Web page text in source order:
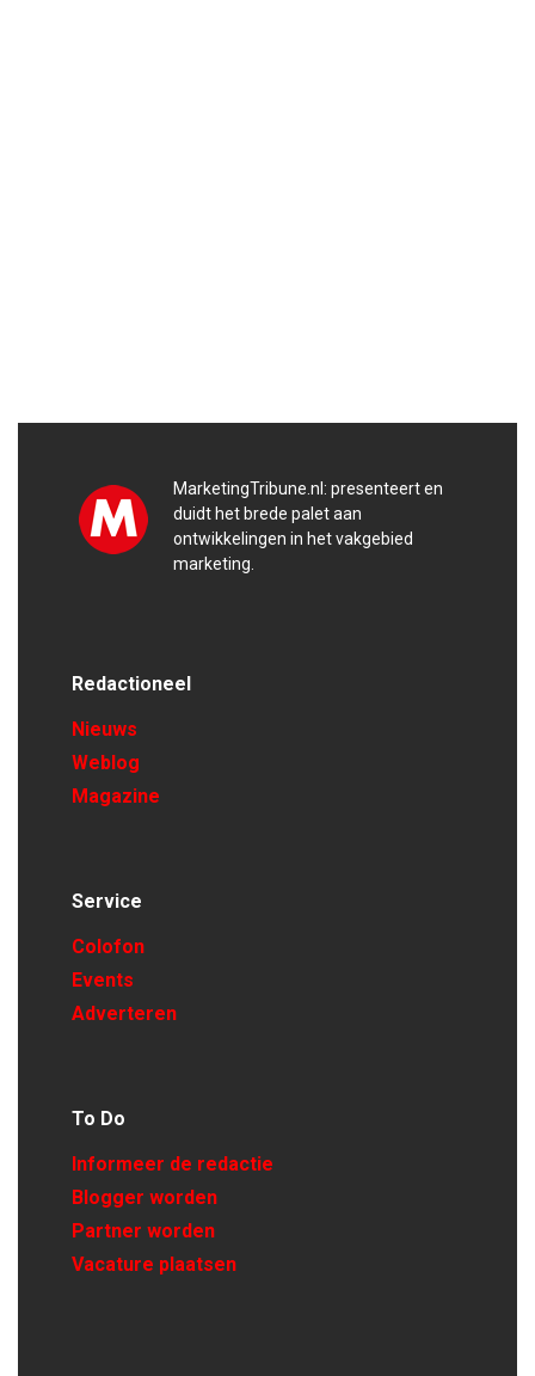
MarketingTribune.nl: presenteert en
duidt het brede palet aan
ontwikkelingen in het vakgebied
marketing.
Redactioneel
Nieuws
Weblog
Magazine
Service
Colofon
Events
Adverteren
To Do
Informeer de redactie
Blogger worden
Partner worden
Vacature plaatsen